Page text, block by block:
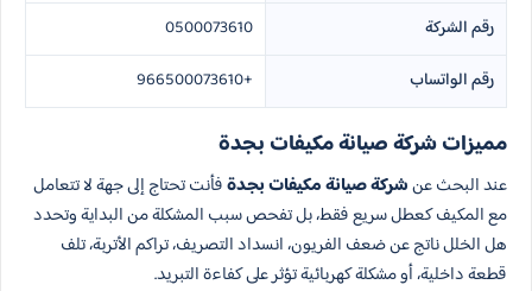
رقم الشركة
0500073610
رقم الواتساب
+966500073610
مميزات شركة صيانة مكيفات بجدة
عند البحث عنشركة صيانة مكيفات بجدةفأنت تحتاج إلى جهة لا تتعامل
مع المكيف كعطل سريع فقط، بل تفحص سبب المشكلة من البداية وتحدد
هل الخلل ناتج عن ضعف الفريون، انسداد التصريف، تراكم الأتربة، تلف
قطعة داخلية، أو مشكلة كهربائية تؤثر على كفاءة التبريد.